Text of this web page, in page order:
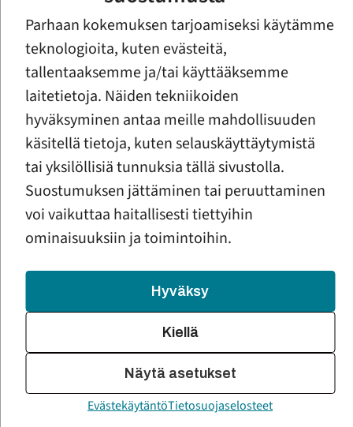
Parhaan kokemuksen tarjoamiseksi käytämme
teknologioita, kuten evästeitä,
tallentaaksemme ja/tai käyttääksemme
laitetietoja. Näiden tekniikoiden
hyväksyminen antaa meille mahdollisuuden
käsitellä tietoja, kuten selauskäyttäytymistä
tai yksilöllisiä tunnuksia tällä sivustolla.
Suostumuksen jättäminen tai peruuttaminen
voi vaikuttaa haitallisesti tiettyihin
ominaisuuksiin ja toimintoihin.
Hyväksy
Kiellä
Näytä asetukset
EvästekäytäntöTietosuojaselosteet
Lue lisää
Miltä tuntuu pyytää apua
raskausaikana
Järjestöt tukevat maahanmuuttajia
monipuolisesti
Päättäjä
Lue lisää